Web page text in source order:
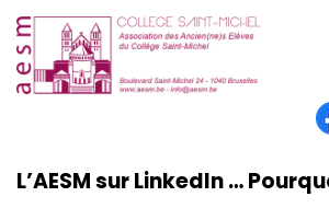
L’AESM sur LinkedIn …